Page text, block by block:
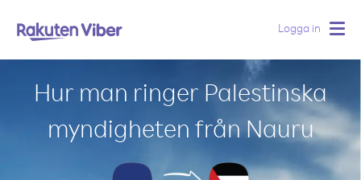
Logga in
Hur man ringer Palestinska
myndigheten från Nauru